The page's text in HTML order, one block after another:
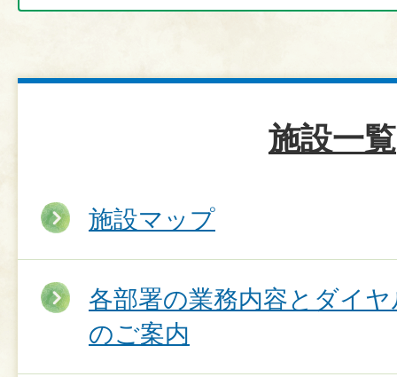
施設一覧
施設マップ
各部署の業務内容とダイ
のご案内